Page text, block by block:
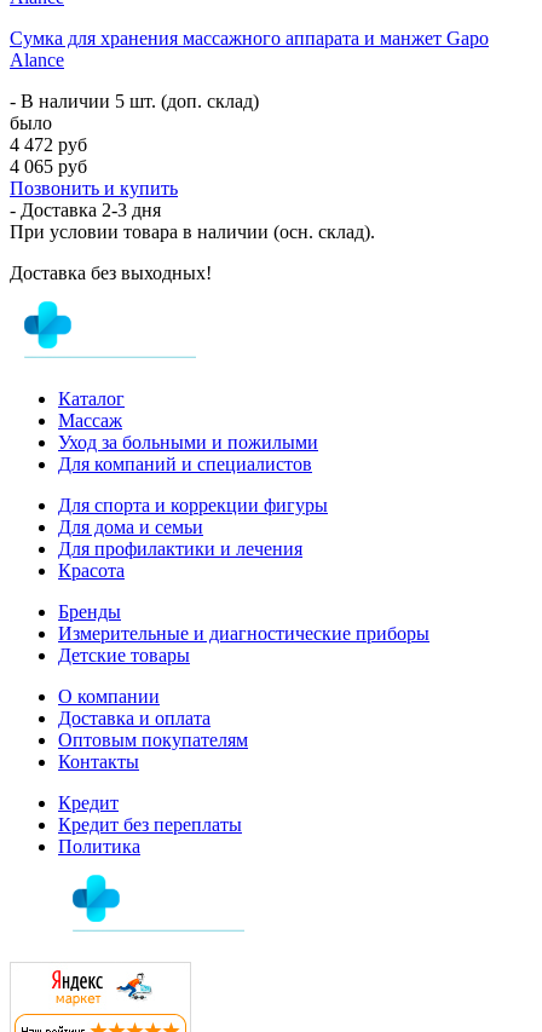
Сумка для хранения массажного аппарата и манжет Gapo
Alance
- В наличии 5 шт. (доп. склад)
было
4 472 руб
4 065 руб
Позвонить и купить
- Доставка 2-3 дня
При условии товара в наличии (осн. склад).
Доставка без выходных!
Каталог
Массаж
Уход за больными и пожилыми
Для компаний и специалистов
Для спорта и коррекции фигуры
Для дома и семьи
Для профилактики и лечения
Красота
Бренды
Измерительные и диагностические приборы
Детские товары
О компании
Доставка и оплата
Оптовым покупателям
Контакты
Кредит
Кредит без переплаты
Политика